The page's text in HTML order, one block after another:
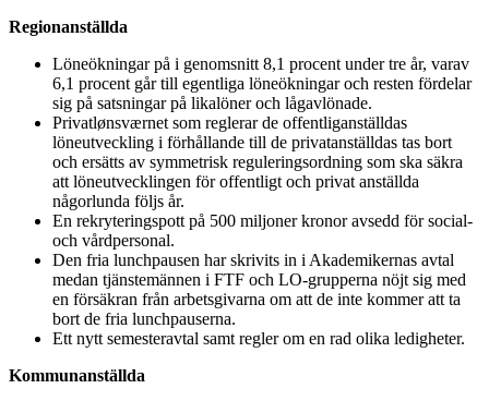
Regionanställda
Löneökningar på i genomsnitt 8,1 procent under tre år, varav
6,1 procent går till egentliga löneökningar och resten fördelar
sig på satsningar på likalöner och lågavlönade.
Privatlønsværnet som reglerar de offentliganställdas
löneutveckling i förhållande till de privatanställdas tas bort
och ersätts av symmetrisk reguleringsordning som ska säkra
att löneutvecklingen för offentligt och privat anställda
någorlunda följs år.
En rekryteringspott på 500 miljoner kronor avsedd för social-
och vårdpersonal.
Den fria lunchpausen har skrivits in i Akademikernas avtal
medan tjänstemännen i FTF och LO-grupperna nöjt sig med
en försäkran från arbetsgivarna om att de inte kommer att ta
bort de fria lunchpauserna.
Ett nytt semesteravtal samt regler om en rad olika ledigheter.
Kommunanställda